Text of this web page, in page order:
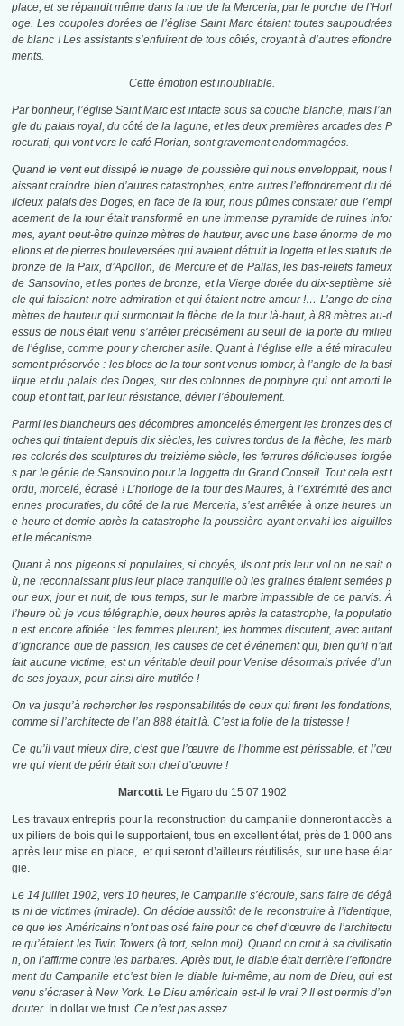
place, et se répandit même dans la rue de la Merceria, par le porche de l’Horl
oge. Les coupoles dorées de l’église Saint Marc étaient toutes saupoudrées
de blanc ! Les assistants s’enfuirent de tous côtés, croyant à d’autres effondre
ments.
Cette émotion est inoubliable.
Par bonheur, l’église Saint Marc est intacte sous sa couche blanche, mais l’an
gle du palais royal, du côté de la lagune, et les deux premières arcades des P
rocurati, qui vont vers le café Florian, sont gravement endommagées.
Quand le vent eut dissipé le nuage de poussière qui nous enveloppait, nous l
aissant craindre bien d’autres catastrophes, entre autres l’effondrement du dé
licieux palais des Doges, en face de la tour, nous pûmes constater que l’empl
acement de la tour était transformé en une immense pyramide de ruines infor
mes, ayant peut-être quinze mètres de hauteur, avec une base énorme de mo
ellons et de pierres bouleversées qui avaient détruit la logetta et les statuts de
bronze de la Paix, d’Apollon, de Mercure et de Pallas, les bas-reliefs fameux
de Sansovino, et les portes de bronze, et la Vierge dorée du dix-septième siè
cle qui faisaient notre admiration et qui étaient notre amour !… L’ange de cinq
mètres de hauteur qui surmontait la flèche de la tour là-haut, à 88 mètres au-d
essus de nous était venu s’arrêter précisément au seuil de la porte du milieu
de l’église, comme pour y chercher asile. Quant à l’église elle a été miraculeu
sement préservée : les blocs de la tour sont venus tomber, à l’angle de la basi
lique et du palais des Doges, sur des colonnes de porphyre qui ont amorti le
coup et ont fait, par leur résistance, dévier l’éboulement.
Parmi les blancheurs des décombres amoncelés émergent les bronzes des cl
oches qui tintaient depuis dix siècles, les cuivres tordus de la flèche, les marb
res colorés des sculptures du treizième siècle, les ferrures délicieuses forgée
s par le génie de Sansovino pour la loggetta du Grand Conseil. Tout cela est t
ordu, morcelé, écrasé ! L’horloge de la tour des Maures, à l’extrémité des anci
ennes procuraties, du côté de la rue Merceria, s’est arrêtée à onze heures un
e heure et demie après la catastrophe la poussière ayant envahi les aiguilles
et le mécanisme.
Quant à nos pigeons si populaires, si choyés, ils ont pris leur vol on ne sait o
ù, ne reconnaissant plus leur place tranquille où les graines étaient semées p
our eux, jour et nuit, de tous temps, sur le marbre impassible de ce parvis. À
l’heure où je vous télégraphie, deux heures après la catastrophe, la populatio
n est encore affolée : les femmes pleurent, les hommes discutent, avec autant
d’ignorance que de passion, les causes de cet événement qui, bien qu’il n’ait
fait aucune victime, est un véritable deuil pour Venise désormais privée d’un
de ses joyaux, pour ainsi dire mutilée !
On va jusqu’à rechercher les responsabilités de ceux qui firent les fondations,
comme si l’architecte de l’an 888 était là. C’est la folie de la tristesse !
Ce qu’il vaut mieux dire, c’est que l’œuvre de l’homme est périssable, et l’œu
vre qui vient de périr était son chef d’œuvre !
Marcotti. Le Figaro du 15 07 1902
Les travaux entrepris pour la reconstruction du campanile donneront accès a
ux piliers de bois qui le supportaient, tous en excellent état, près de 1 000 ans
après leur mise en place, et qui seront d’ailleurs réutilisés, sur une base élar
gie.
Le 14 juillet 1902, vers 10 heures, le Campanile s’écroule, sans faire de dégâ
ts ni de victimes (miracle). On décide aussitôt de le reconstruire à l’identique,
ce que les Américains n’ont pas osé faire pour ce chef d’œuvre de l’architectu
re qu’étaient les Twin Towers (à tort, selon moi). Quand on croit à sa civilisatio
n, on l’affirme contre les barbares. Après tout, le diable était derrière l’effondre
ment du Campanile et c’est bien le diable lui-même, au nom de Dieu, qui est
venu s’écraser à New York. Le Dieu américain est-il le vrai ? Il est permis d’en
douter. In dollar we trust.Ce n’est pas assez.